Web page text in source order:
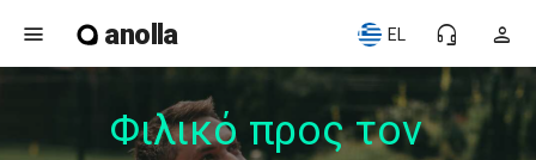
menu anolla person
headset_mic
EL
Φιλικό προς τον χ